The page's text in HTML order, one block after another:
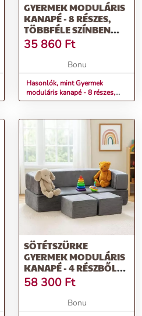
GYERMEK MODULÁRIS
KANAPÉ - 8 RÉSZES,
TÖBBFÉLE SZÍNBEN
SZÜRKE
35 860 Ft
Bonu
Hasonlók, mint Gyermek
moduláris kanapé - 8 részes,
többféle színben szürke
SÖTÉTSZÜRKE
GYERMEK MODULÁRIS
KANAPÉ - 4 RÉSZBŐL
ÁLL
58 300 Ft
Bonu